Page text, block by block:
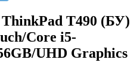
T490 (БУ)
Core i5-
UHD Graphics